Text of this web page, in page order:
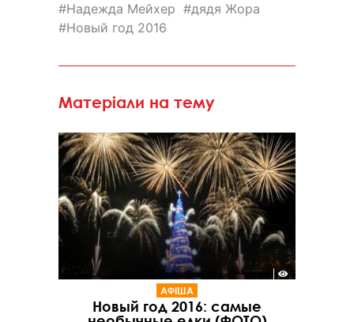
Надежда Мейхер
дядя Жора
Новый год 2016
Матеріали на тему
АФІША
Новый год 2016: самые